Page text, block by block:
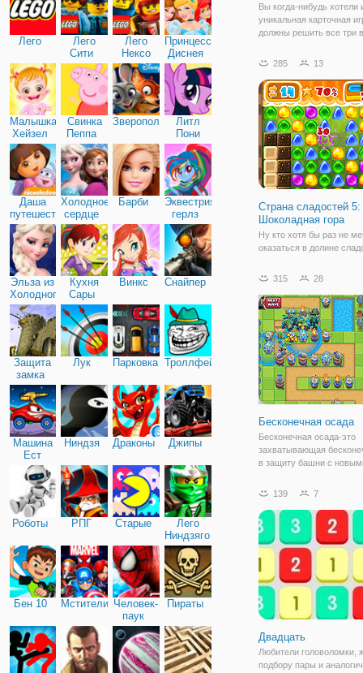
Лего
Лего
Сити
Лего
Нексо
Найтс
Принцессы
Диснея
Малышка
Хейзел
Свинка
Пеппа
Зверополис
Литл
Пони
Дружба
Даша
путешественница
Холодное
сердце
Барби
Эквестрия
герлз
Эльза из
Холодного
сердца
Кухня
Сары
Винкс Снайпер
Защита
замка
Лук Парковка Троллфейс
Машина
Ест
Машину
Ниндзя Драконы Джипы
Роботы РПГ Старые
Лего
Ниндзяго
Бен 10 Мстители Человек-
паук
Пираты
Вы когда-нибудь хотели
уникальная карточная
должны решить все три
почти похожа на
играть в нее и нажмите
285 13
Страна сладостей 5:
Шоколадная гора
Ну кто хотя бы раз не
оказаться в долине
детской (и не только)
то в виртуальной все
частности, в игре
сладостей
315 28
Бесконечная осада
Бесконечная осада-это
захватывающая
в защиту башни с
графикой. Ваша цель
расположить свои
башни, чтобы
139 7
Двадцать
Любители головоломки,
подбору пары и